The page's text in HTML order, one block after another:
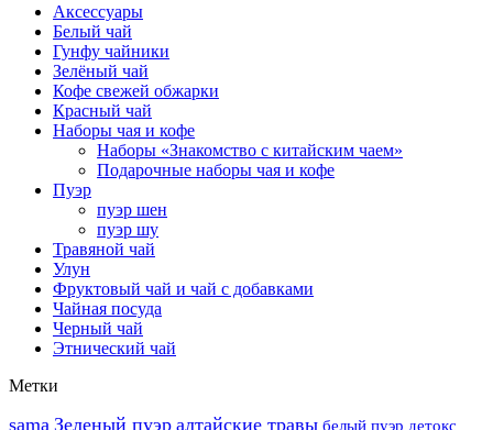
Аксессуары
Белый чай
Гунфу чайники
Зелёный чай
Кофе свежей обжарки
Красный чай
Наборы чая и кофе
Наборы «Знакомство с китайским чаем»
Подарочные наборы чая и кофе
Пуэр
пуэр шен
пуэр шу
Травяной чай
Улун
Фруктовый чай и чай с добавками
Чайная посуда
Черный чай
Этнический чай
Метки
sama Зеленый пуэр алтайские травы белый пуэр детокс